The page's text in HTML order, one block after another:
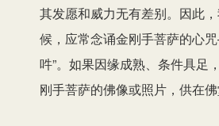
其发愿和威力无有差别。因此
候，应常念诵金刚手菩萨的心
吽”。如果因缘成熟、条件具足
刚手菩萨的佛像或照片，供在佛